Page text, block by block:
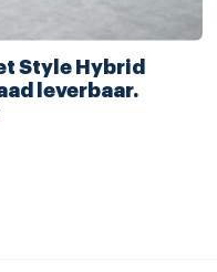
Style Hybrid
leverbaar.